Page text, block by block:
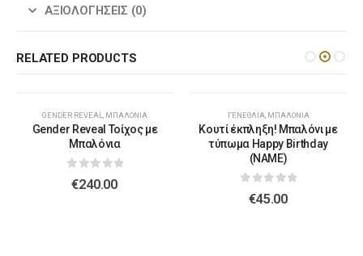
Λούτρινο Κόκκινο 45εκ(€37.00)
Λούτρινο Καφέ ή Λευκό 60-70εκ (€80.00)
Λούτρινο Μπεζ 45εκ(€37.00)
ΑΞΙΟΛΟΓΉΣΕΙΣ (0)
RELATED PRODUCTS
GENDER REVEAL ΜΠΑΛΌΝΙΑ
Gender Reveal Τοίχος με
Μπαλόνια
out of 5
€240.00
ΓΕΝΈΘΛΙΑ ΜΠΑΛΌΝΙΑ
Κουτί έκπληξη! Μπαλόνι με
τύπωμα Happy Birthday
(NAME)
out of 5
€45.00